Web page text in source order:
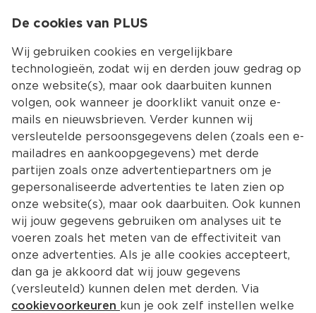
Kies jouw
Recepten zoeken
14729 Recepten
Filter Nieuwste
De cookies van PLUS
Wij gebruiken cookies en vergelijkbare
technologieën, zodat wij en derden jouw gedrag op
onze website(s), maar ook daarbuiten kunnen
volgen, ook wanneer je doorklikt vanuit onze e-
mails en nieuwsbrieven. Verder kunnen wij
versleutelde persoonsgegevens delen (zoals een e-
mailadres en aankoopgegevens) met derde
partijen zoals onze advertentiepartners om je
gepersonaliseerde advertenties te laten zien op
onze website(s), maar ook daarbuiten. Ook kunnen
wij jouw gegevens gebruiken om analyses uit te
voeren zoals het meten van de effectiviteit van
onze advertenties. Als je alle cookies accepteert,
dan ga je akkoord dat wij jouw gegevens
(versleuteld) kunnen delen met derden. Via
cookievoorkeuren kun je ook zelf instellen welke